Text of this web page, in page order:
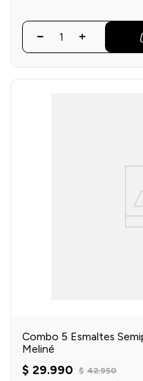
Combo 5 Esmaltes
Meliné
$ 29.990 $ 42.950